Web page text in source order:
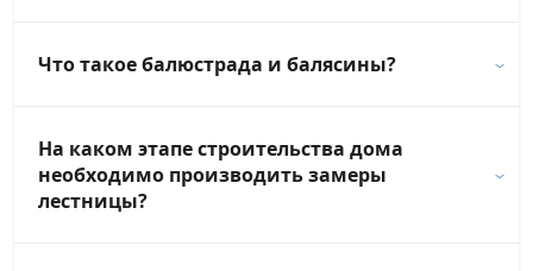
Что такое балюстрада и балясины?
На каком этапе строительства дома
необходимо производить замеры
лестницы?